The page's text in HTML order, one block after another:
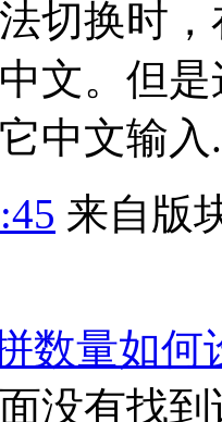
切换时
文。但
中文输
来自版
数量如何
没有找